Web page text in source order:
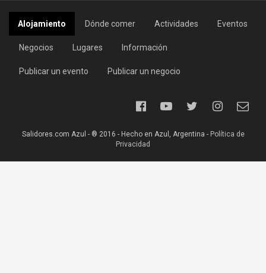
Alojamiento Dónde comer Actividades Eventos
Negocios Lugares Información
Publicar un evento Publicar un negocio
Salidores.com Azul - ® 2016 - Hecho en Azul, Argentina - Política de
Privacidad